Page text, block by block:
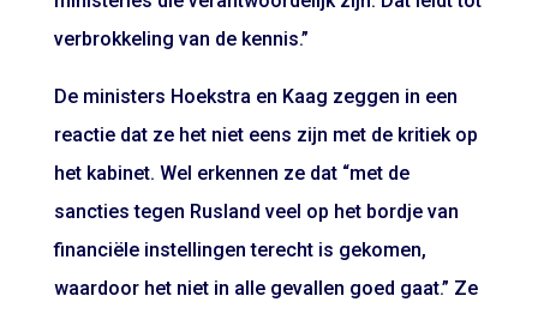
verbrokkeling van de kennis.”
De ministers Hoekstra en Kaag zeggen in een
reactie dat ze het niet eens zijn met de kritiek op
het kabinet. Wel erkennen ze dat “met de
sancties tegen Rusland veel op het bordje van
financiële instellingen terecht is gekomen,
waardoor het niet in alle gevallen goed gaat.” Ze